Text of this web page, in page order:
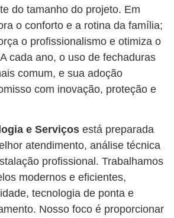
do tamanho do projeto. Em
o conforto e a rotina da família;
o profissionalismo e otimiza o
cada ano, o uso de fechaduras
comum, e sua adoção
com inovação, proteção e
e Serviços está preparada
atendimento, análise técnica
profissional. Trabalhamos
modernos e eficientes,
tecnologia de ponta e
Nosso foco é proporcionar